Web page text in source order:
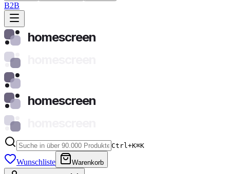
B2B
homescreen
homescreen
Ctrl+K⌘K
Wunschliste Warenkorb